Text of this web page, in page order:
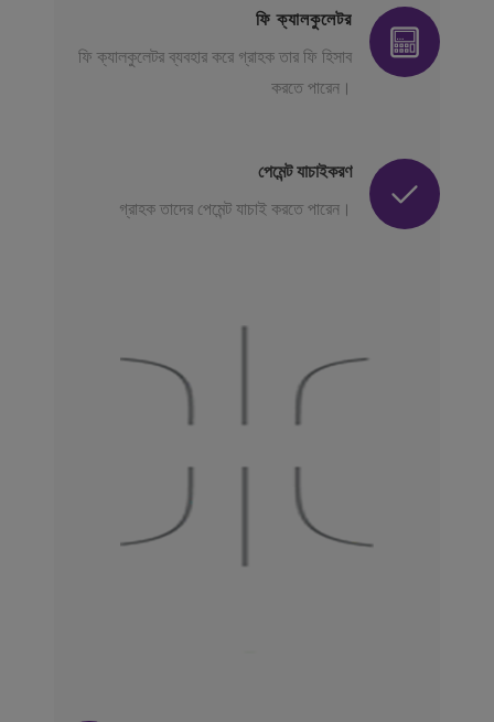
ফি ক্যালকুলেটর
ফি ক্যালকুলেটর ব্যবহার করে গ্রাহক তার ফি হিসাব
করতে পারেন।
পেমেন্ট যাচাইকরণ
গ্রাহক তাদের পেমেন্ট যাচাই করতে পারেন।